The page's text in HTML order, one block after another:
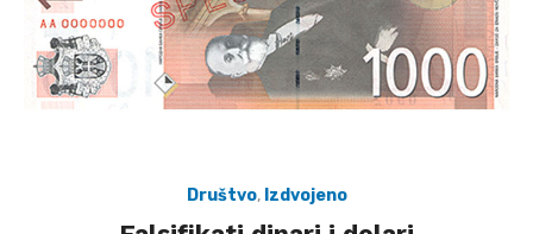
Društvo, Izdvojeno